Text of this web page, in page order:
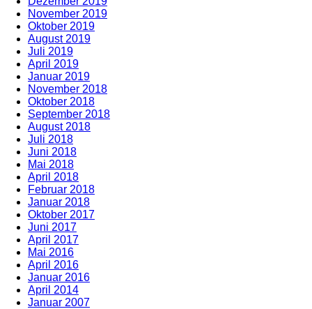
November 2019
Oktober 2019
August 2019
Juli 2019
April 2019
Januar 2019
November 2018
Oktober 2018
September 2018
August 2018
Juli 2018
Juni 2018
Mai 2018
April 2018
Februar 2018
Januar 2018
Oktober 2017
Juni 2017
April 2017
Mai 2016
April 2016
Januar 2016
April 2014
Januar 2007